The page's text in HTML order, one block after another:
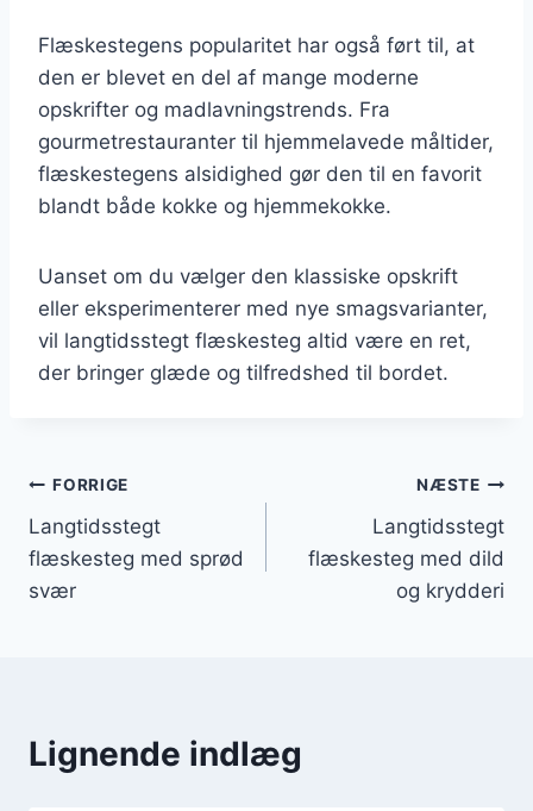
Flæskestegens popularitet har også ført til, at
den er blevet en del af mange moderne
opskrifter og madlavningstrends. Fra
gourmetrestauranter til hjemmelavede måltider,
flæskestegens alsidighed gør den til en favorit
blandt både kokke og hjemmekokke.
Uanset om du vælger den klassiske opskrift
eller eksperimenterer med nye smagsvarianter,
vil langtidsstegt flæskesteg altid være en ret,
der bringer glæde og tilfredshed til bordet.
Indlægsnavigation
FORRIGE
Langtidsstegt
flæskesteg med sprød
svær
NÆSTE
Langtidsstegt
flæskesteg med dild
og krydderi
Lignende indlæg